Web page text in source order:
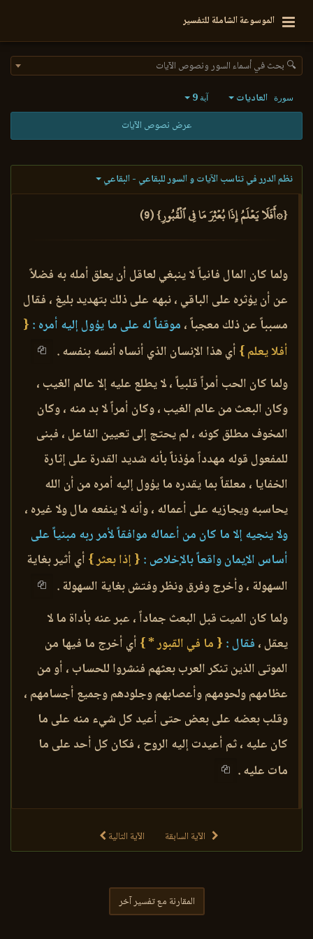
الموسوعة الشاملة للتفسير
🔍 بحث في أسماء السور ونصوص الآيات
سورة العاديات آية 9
عرض نصوص الآيات
نظم الدرر في تناسب الآيات و السور للبقاعي - البقاعي
{۞أَفَلَا يَعۡلَمُ إِذَا بُعۡثِرَ مَا فِي ٱلۡقُبُورِ} (9)
ولما كان المال فانياً لا ينبغي لعاقل أن يعلق أمله به فضلاً
عن أن يؤثره على الباقي ، نبهه على ذلك بتهديد بليغ ، فقال
مسبباً عن ذلك معجباً ، موقفاً له على ما يؤول إليه أمره : {
أفلا يعلم } أي هذا الإنسان الذي أنساه أنسه بنفسه .
ولما كان الحب أمراً قلبياً ، لا يطلع عليه إلا عالم الغيب ،
وكان البعث من عالم الغيب ، وكان أمراً لا بد منه ، وكان
المخوف مطلق كونه ، لم يحتج إلى تعيين الفاعل ، فبنى
للمفعول قوله مهدداً مؤذناً بأنه شديد القدرة على إثارة
الخفايا ، معلقاً بما يقدره ما يؤول إليه أمره من أن الله
يحاسبه ويجازيه على أعماله ، وأنه لا ينفعه مال ولا غيره ،
ولا ينجيه إلا ما كان من أعماله موافقاً لأمر ربه مبنياً على
أساس الإيمان واقعاً بالإخلاص : { إذا بعثر } أي أثير بغاية
السهولة ، وأخرج وفرق ونظر وفتش بغاية السهولة .
ولما كان الميت قبل البعث جماداً ، عبر عنه بأداة ما لا
يعقل ، فقال : { ما في القبور * } أي أخرج ما فيها من
الموتى الذين تنكر العرب بعثهم فنشروا للحساب ، أو من
عظامهم ولحومهم وأعصابهم وجلودهم وجميع أجسامهم ،
وقلب بعضه على بعض حتى أعيد كل شيء منه على ما
كان عليه ، ثم أعيدت إليه الروح ، فكان كل أحد على ما
مات عليه .
الآية السابقة الآية التالية
المقارنة مع تفسير آخر